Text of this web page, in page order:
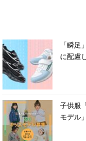
「瞬
に配慮
子供服
モデル